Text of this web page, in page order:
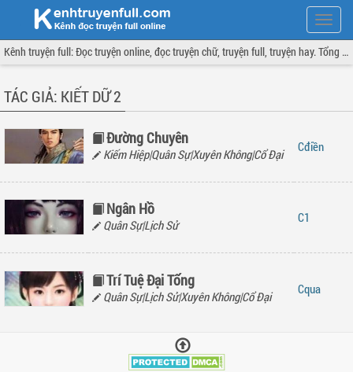
Hiện
menu
Kênh truyện full: Đọc truyện online, đọc truyện chữ, truyện full, truyện hay. Tổng hợp đầy đủ và cập nhật liên tục.
TÁC GIẢ: KIẾT DỮ 2
Đường Chuyên
Kiếm Hiệp|Quân Sự|Xuyên Không|Cổ Đại điền
Ngân Hồ
Quân Sự|Lịch Sử 1
Trí Tuệ Đại Tống
Quân Sự|Lịch Sử|Xuyên Không|Cổ Đại qua